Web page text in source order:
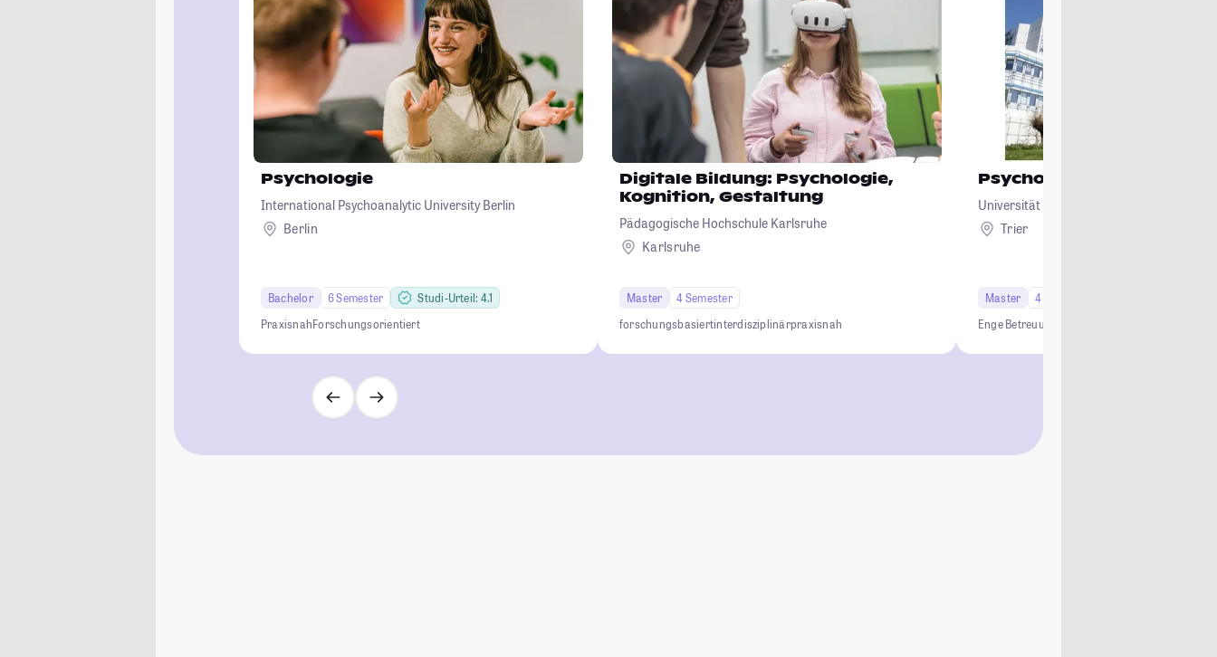
Psychologie
International Psychoanalytic University Berlin
Berlin
Bachelor 6 Semester
Studi-Urteil: 4.1
PraxisnahForschungsorientiert
Digitale Bildung: Psychologie,
Kognition, Gestaltung
Pädagogische Hochschule Karlsruhe
Karlsruhe
Master
4 Semester
forschungsbasiertinterdisziplinärpraxisnah
Psychologie
Universität Trier
Trier
Master 4 Semester
Enge Betreuung